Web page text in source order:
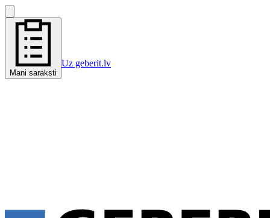
Mani saraksti
Uz geberit.lv